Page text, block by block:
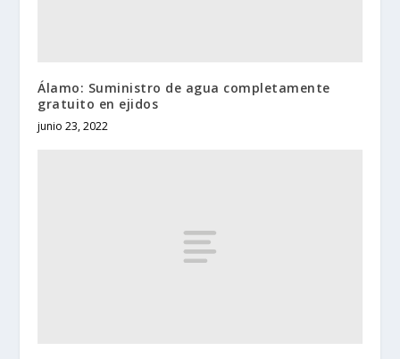
Álamo: Suministro de agua completamente
gratuito en ejidos
junio 23, 2022